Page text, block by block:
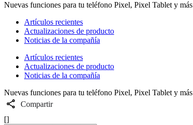
Nuevas funciones para tu teléfono Pixel, Pixel Tablet y más
Artículos recientes
Actualizaciones de producto
Noticias de la compañía
Artículos recientes
Actualizaciones de producto
Noticias de la compañía
Nuevas funciones para tu teléfono Pixel, Pixel Tablet y más
Compartir
[]